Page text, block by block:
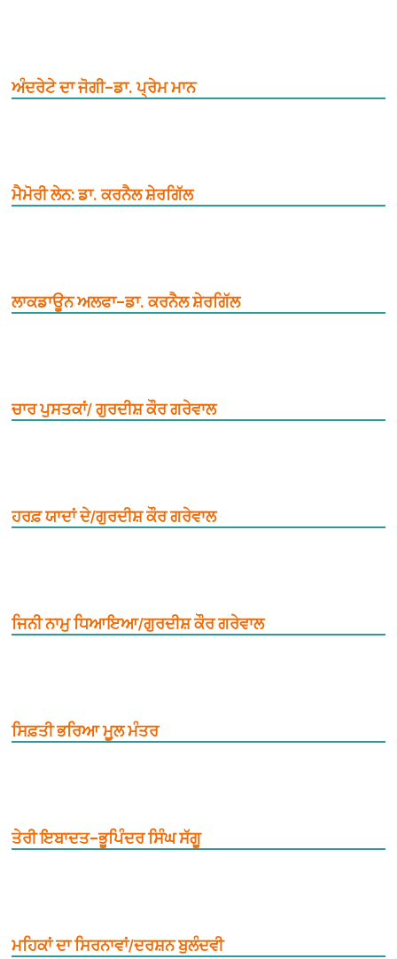
ਅੰਦਰੇਟੇ ਦਾ ਜੋਗੀ–ਡਾ. ਪ੍ਰੇਮ ਮਾਨ
ਮੈਮੋਰੀ ਲੇਨ: ਡਾ. ਕਰਨੈਲ ਸ਼ੇਰਗਿੱਲ
ਲਾਕਡਾਊਨ ਅਲਫਾ–ਡਾ. ਕਰਨੈਲ ਸ਼ੇਰਗਿੱਲ
ਚਾਰ ਪੁਸਤਕਾਂ/ ਗੁਰਦੀਸ਼ ਕੌਰ ਗਰੇਵਾਲ
ਹਰਫ਼ ਯਾਦਾਂ ਦੇ/ਗੁਰਦੀਸ਼ ਕੌਰ ਗਰੇਵਾਲ
ਜਿਨੀ ਨਾਮੁ ਧਿਆਇਆ/ਗੁਰਦੀਸ਼ ਕੌਰ ਗਰੇਵਾਲ
ਸਿਫ਼ਤੀ ਭਰਿਆ ਮੂ਼ਲ ਮੰਤਰ
ਤੇਰੀ ਇਬਾਦਤ–ਭੂਪਿੰਦਰ ਸਿੰਘ ਸੱਗੂ
ਮਹਿਕਾਂ ਦਾ ਸਿਰਨਾਵਾਂ/ਦਰਸ਼ਨ ਬੁਲੰਦਵੀ